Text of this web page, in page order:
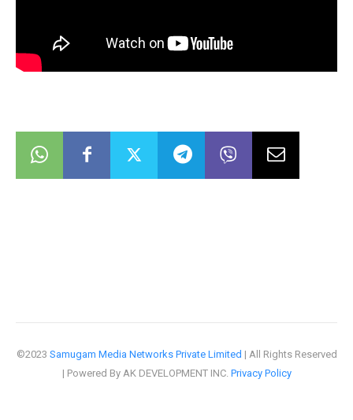
©2023 Samugam Media Networks Private Limited | All Rights Reserved
| Powered By AK DEVELOPMENT INC. Privacy Policy